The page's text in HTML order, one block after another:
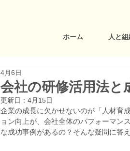
ホーム 人と
会社の研修活用法と
4月6日
更新日： 4月15日
企業の成長に欠かせないのが「人材育
ョン向上が、会社全体のパフォーマン
な成功事例があるの？そんな疑問に答